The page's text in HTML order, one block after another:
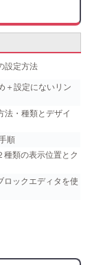
設定方法
＋設定にないリン
法・種類とデザイ
順
種類の表示位置とク
ロックエディタを使